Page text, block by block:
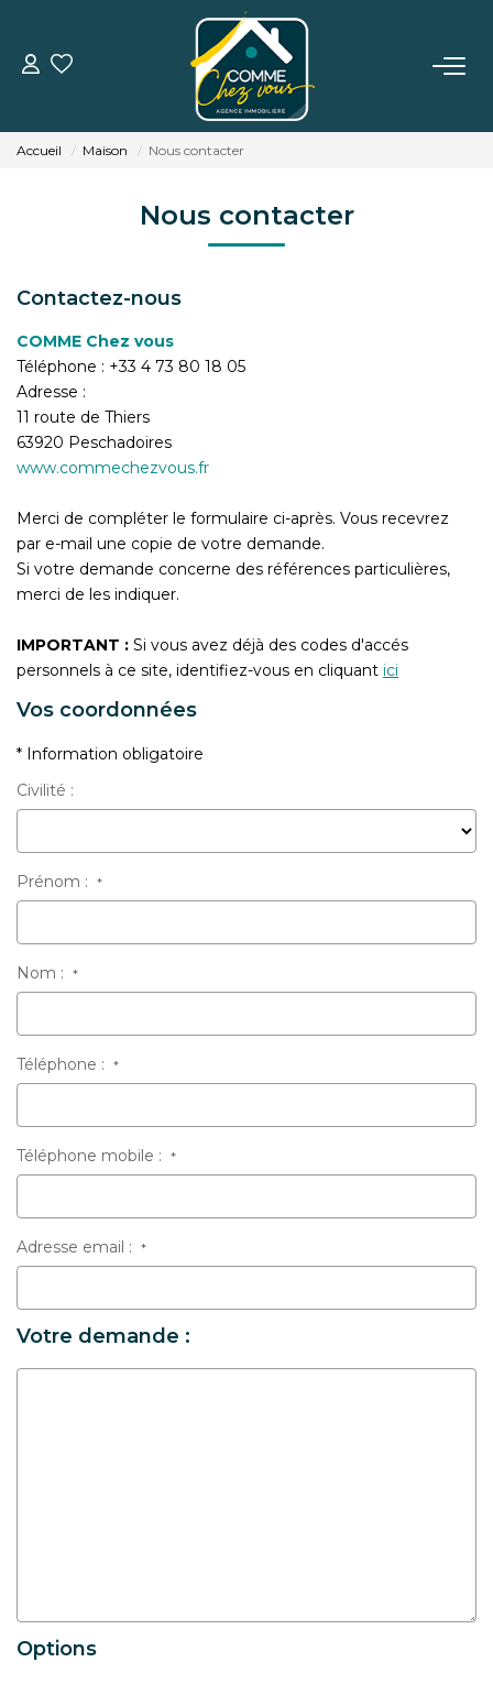
VENTE
ESTIMATION
BIENS VENDUS
L'AGENCE
TÉMOIGNAGES
CONTACT
Accueil Maison Nous contacter
Nous contacter
Contactez-nous
COMME Chez vous
Téléphone : +33 4 73 80 18 05
Adresse :
11 route de Thiers
63920 Peschadoires
www.commechezvous.fr
Merci de compléter le formulaire ci-après. Vous recevrez
par e-mail une copie de votre demande.
Si votre demande concerne des références particulières,
merci de les indiquer.
IMPORTANT : Si vous avez déjà des codes d'accés
personnels à ce site, identifiez-vous en cliquant ici
Vos coordonnées
* Information obligatoire
Civilité :
Prénom : *
Nom : *
Téléphone : *
Téléphone mobile : *
Adresse email : *
Votre demande :
Options